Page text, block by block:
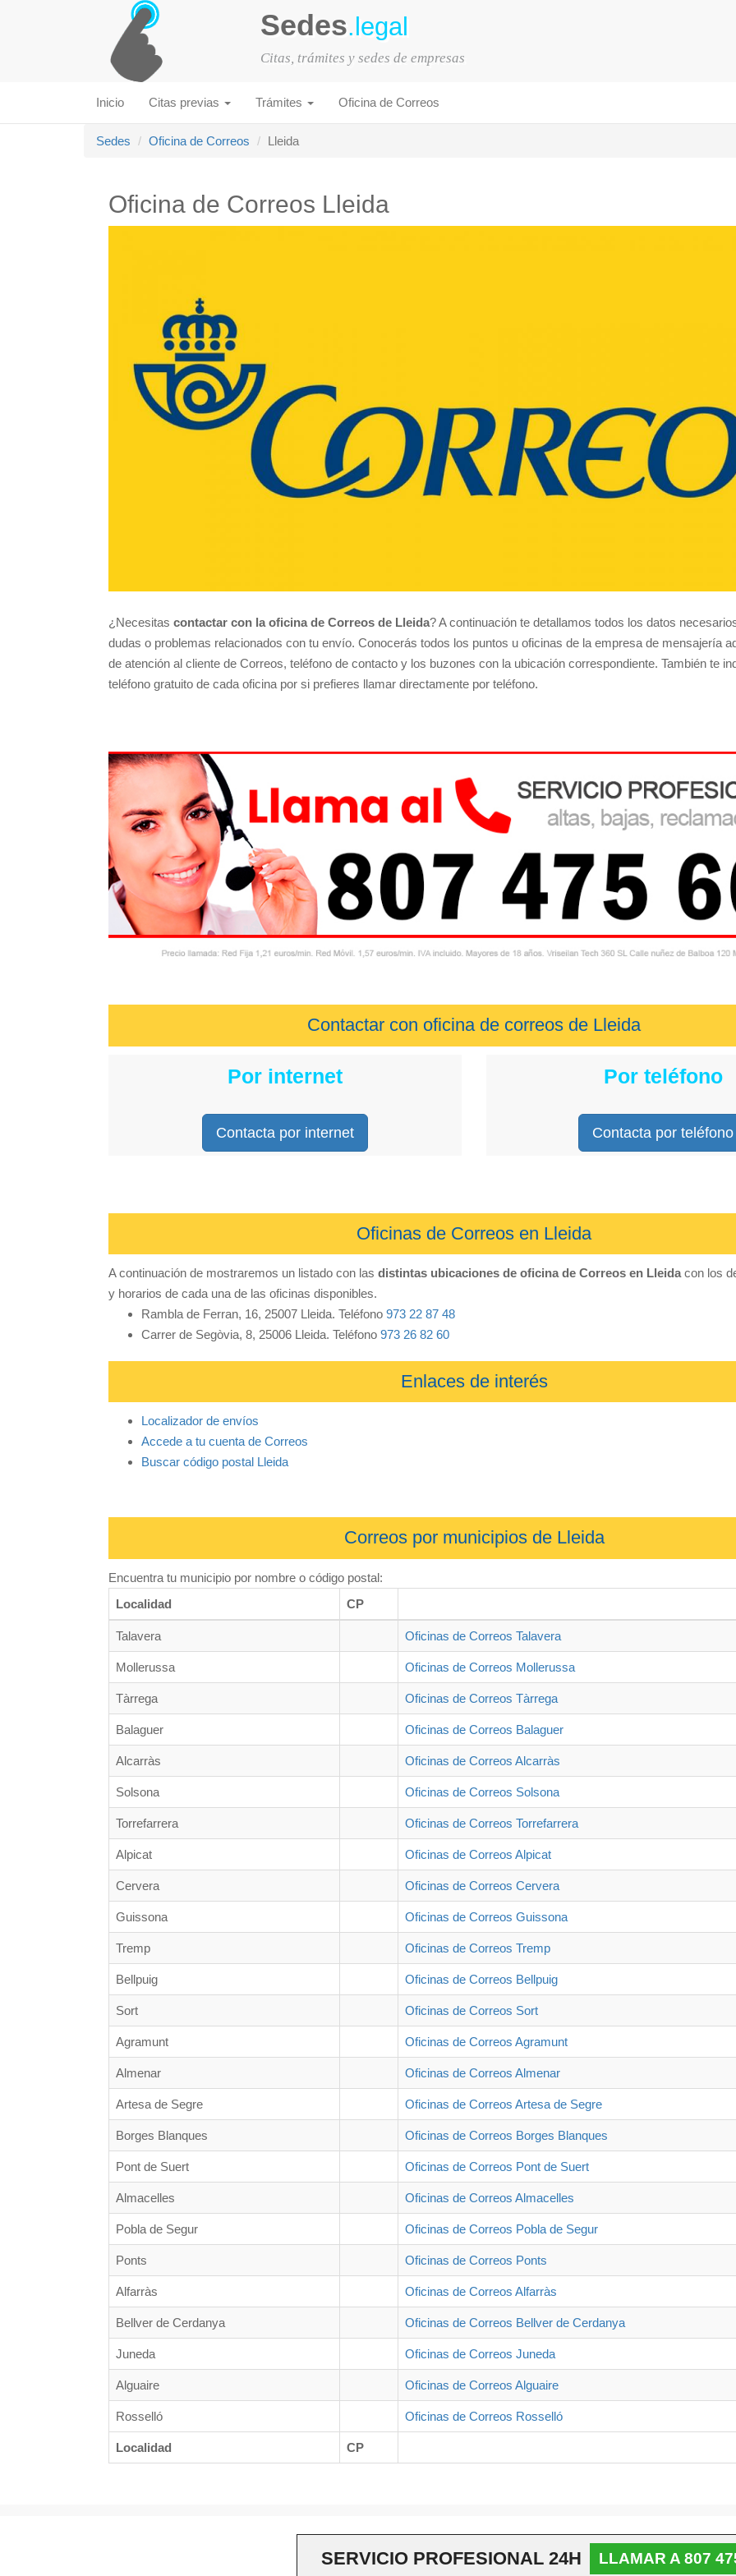
Sedes.legal
Citas, trámites y sedes de empresas
Inicio Citas previas Trámites Oficina de Correos
Sedes Oficina de Correos Lleida
Oficina de Correos Lleida
¿Necesitas contactar con la oficina de Correos de Lleida? A continuación te detallamos todos los datos
dudas o problemas relacionados con tu envío. Conocerás todos los puntos u oficinas de la empresa de mensajería
de atención al cliente de Correos, teléfono de contacto y los buzones con la ubicación correspondiente. También te
teléfono gratuito de cada oficina por si prefieres llamar directamente por teléfono.
Contactar con oficina de correos de Lleida
Por internet
Contacta por internet
Por teléfono
Contacta por teléfono
Oficinas de Correos en Lleida
A continuación de mostraremos un listado con las distintas ubicaciones de oficina de Correos en Lleida con los
y horarios de cada una de las oficinas disponibles.
Rambla de Ferran, 16, 25007 Lleida. Teléfono 973 22 87 48
Carrer de Segòvia, 8, 25006 Lleida. Teléfono 973 26 82 60
Enlaces de interés
Localizador de envíos
Accede a tu cuenta de Correos
Buscar código postal Lleida
Correos por municipios de Lleida
Encuentra tu municipio por nombre o código postal:
Localidad
CP
Talavera Oficinas de Correos Talavera
Mollerussa Oficinas de Correos Mollerussa
Tàrrega Oficinas de Correos Tàrrega
Balaguer Oficinas de Correos Balaguer
Alcarràs Oficinas de Correos Alcarràs
Solsona Oficinas de Correos Solsona
Torrefarrera Oficinas de Correos Torrefarrera
Alpicat Oficinas de Correos Alpicat
Cervera Oficinas de Correos Cervera
Guissona Oficinas de Correos Guissona
Tremp Oficinas de Correos Tremp
Bellpuig Oficinas de Correos Bellpuig
Sort Oficinas de Correos Sort
Agramunt Oficinas de Correos Agramunt
Almenar Oficinas de Correos Almenar
Artesa de Segre Oficinas de Correos Artesa de Segre
Borges Blanques Oficinas de Correos Borges Blanques
Pont de Suert Oficinas de Correos Pont de Suert
Almacelles Oficinas de Correos Almacelles
Pobla de Segur Oficinas de Correos Pobla de Segur
Ponts Oficinas de Correos Ponts
Alfarràs Oficinas de Correos Alfarràs
Bellver de Cerdanya Oficinas de Correos Bellver de Cerdanya
Juneda Oficinas de Correos Juneda
Alguaire Oficinas de Correos Alguaire
Rosselló Oficinas de Correos Rosselló
Localidad CP
Sedes.legal no pertenece a ningún organimos ni institución oficial, es una web independiente que ofrece información relevante para
contactar, etc.
Aviso legal| Política de privacidad| Política de cookies| Contacto
SERVICIO PROFESIONAL 24H LLAMAR A 807